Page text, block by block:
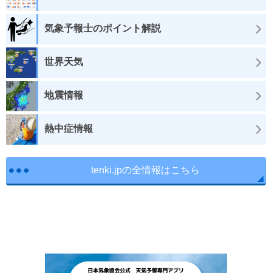
気象予報士のポイント解説
世界天気
地震情報
熱中症情報
tenki.jpの全情報はこちら